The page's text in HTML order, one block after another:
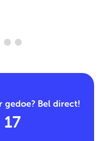
gedoe? Bel direct!